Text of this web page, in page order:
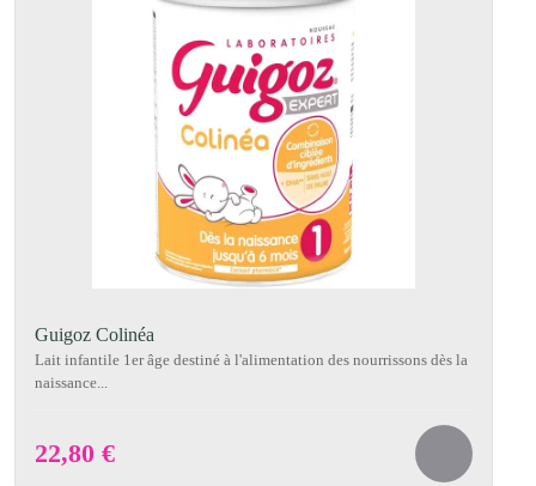
Guigoz Colinéa
Lait infantile 1er âge destiné à l'alimentation des nourrissons dès la
naissance...
22,80 €